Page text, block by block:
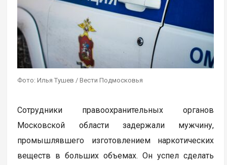
Фото: Илья Тушев / Вести Подмосковья
Сотрудники правоохранительных органов
Московской области задержали мужчину,
промышлявшего изготовлением наркотических
веществ в больших объемах. Он успел сделать